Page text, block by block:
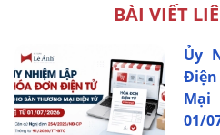
BÀI VIẾT
Ủy Nhiệm Lập Hóa Đơn
01/